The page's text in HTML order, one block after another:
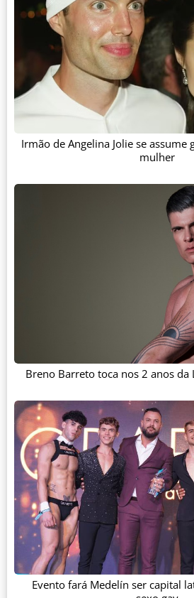
Irmão de Angelina Jolie se assume
mulher
Breno Barreto toca nos 2 anos da
Evento fará Medelín ser capital